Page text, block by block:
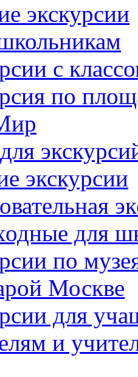
экскурсии
c
по
экскурсии
для
по
Москве
для
и